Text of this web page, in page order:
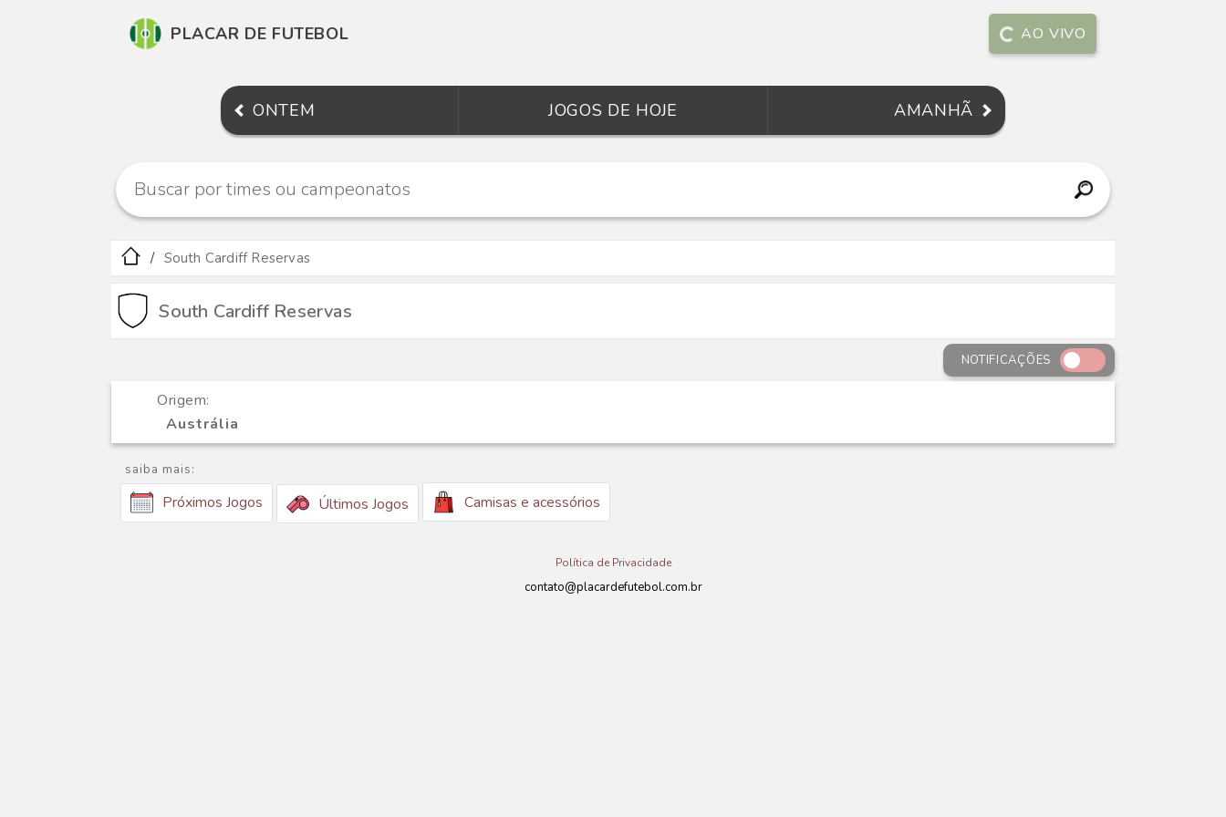
PLACAR DE FUTEBOL AO VIVO
ONTEM JOGOS DE HOJE AMANHÃ
South Cardiff Reservas
South Cardiff Reservas
NOTIFICAÇÕES
Origem:
Austrália
saiba mais:
Próximos Jogos Últimos Jogos Camisas e acessórios
Política de Privacidade
contato@placardefutebol.com.br